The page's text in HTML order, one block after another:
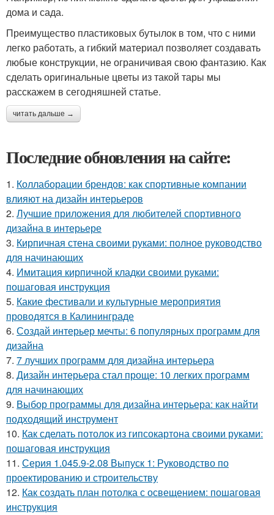
дома и сада.
Преимущество пластиковых бутылок в том, что с ними
легко работать, а гибкий материал позволяет создавать
любые конструкции, не ограничивая свою фантазию. Как
сделать оригинальные цветы из такой тары мы
расскажем в сегодняшней статье.
читать дальше →
Последние обновления на сайте:
1. Коллаборации брендов: как спортивные компании
влияют на дизайн интерьеров
2. Лучшие приложения для любителей спортивного
дизайна в интерьере
3. Кирпичная стена своими руками: полное руководство
для начинающих
4. Имитация кирпичной кладки своими руками:
пошаговая инструкция
5. Какие фестивали и культурные мероприятия
проводятся в Калининграде
6. Создай интерьер мечты: 6 популярных программ для
дизайна
7. 7 лучших программ для дизайна интерьера
8. Дизайн интерьера стал проще: 10 легких программ
для начинающих
9. Выбор программы для дизайна интерьера: как найти
подходящий инструмент
10. Как сделать потолок из гипсокартона своими руками:
пошаговая инструкция
11. Серия 1.045.9-2.08 Выпуск 1: Руководство по
проектированию и строительству
12. Как создать план потолка с освещением: пошаговая
инструкция